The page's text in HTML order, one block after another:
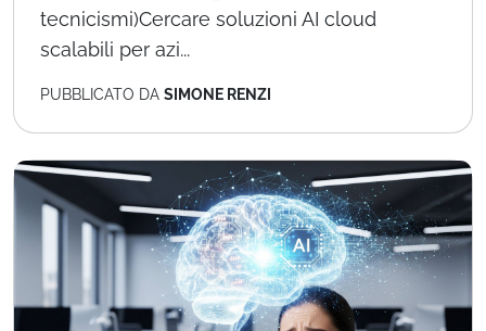
tecnicismi)Cercare soluzioni AI cloud
scalabili per azi...
PUBBLICATO DA SIMONE RENZI